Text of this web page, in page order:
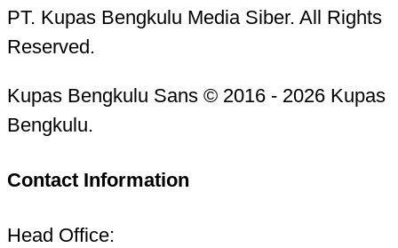
PT. Kupas Bengkulu Media Siber. All Rights
Reserved.
Kupas Bengkulu Sans © 2016 - 2026 Kupas
Bengkulu.
Contact Information
Head Office: